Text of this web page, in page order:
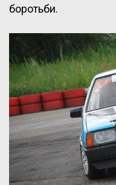
боротьби.